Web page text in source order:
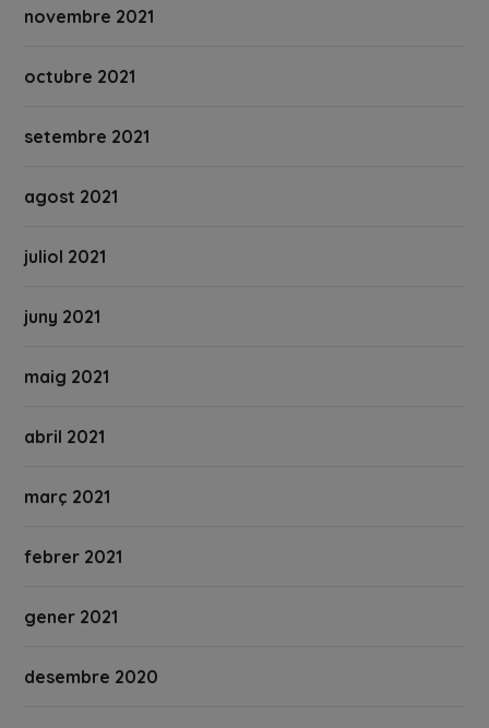
novembre 2021
octubre 2021
setembre 2021
agost 2021
juliol 2021
juny 2021
maig 2021
abril 2021
març 2021
febrer 2021
gener 2021
desembre 2020